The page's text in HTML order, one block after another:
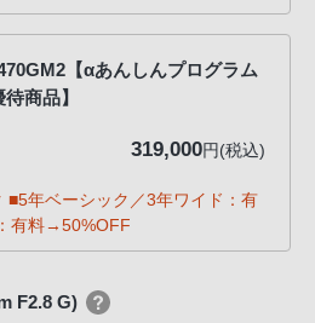
【αあんしんプログラム
商品】
319,000円(税込)
■5年ベーシック／3年ワイド：有
有料→50%OFF
F2.8 G)